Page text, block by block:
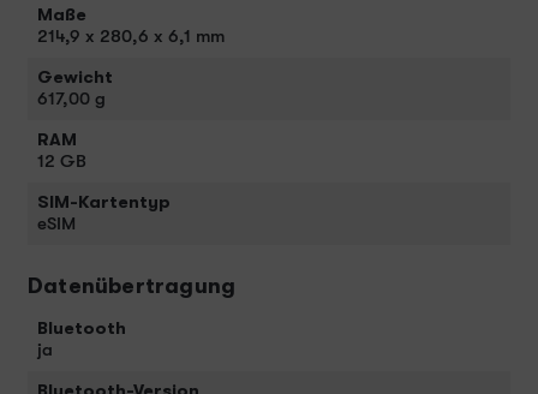
Maße
214,9 x 280,6 x 6,1 mm
Gewicht
617,00 g
RAM
12 GB
SIM-Kartentyp
eSIM
Datenübertragung
Bluetooth
ja